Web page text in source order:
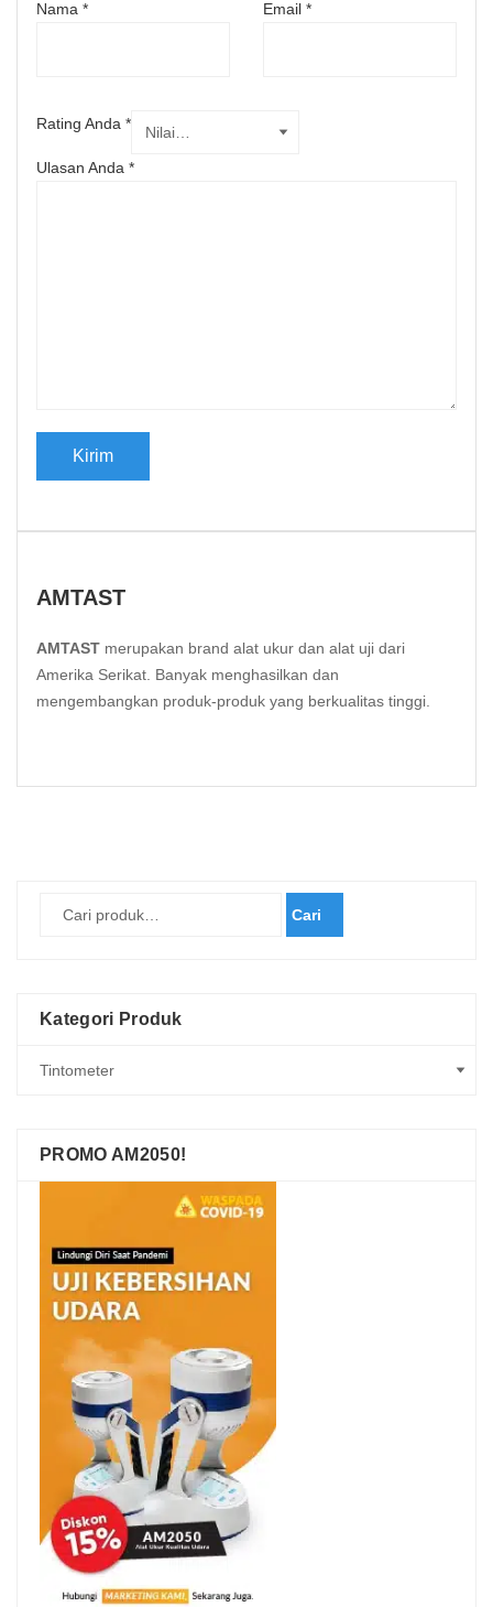
Nama * Email *
Rating Anda *
Ulasan Anda *
AMTAST
AMTAST merupakan brand alat ukur dan alat uji dari
Amerika Serikat. Banyak menghasilkan dan
mengembangkan produk-produk yang berkualitas tinggi.
Cari
Kategori Produk
PROMO AM2050!